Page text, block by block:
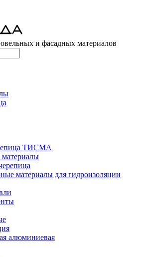
и фасадных материалов
ТИСМА
материалы
материалы для гидроизоляции
алюминиевая